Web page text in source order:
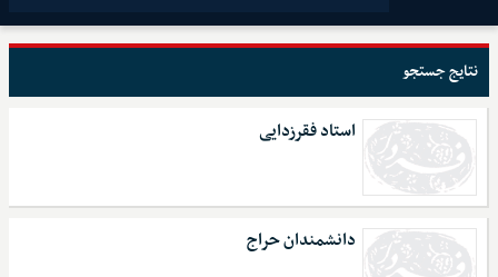
نتایج جستجو
استاد فقرزدایی
دانشمندان حراج